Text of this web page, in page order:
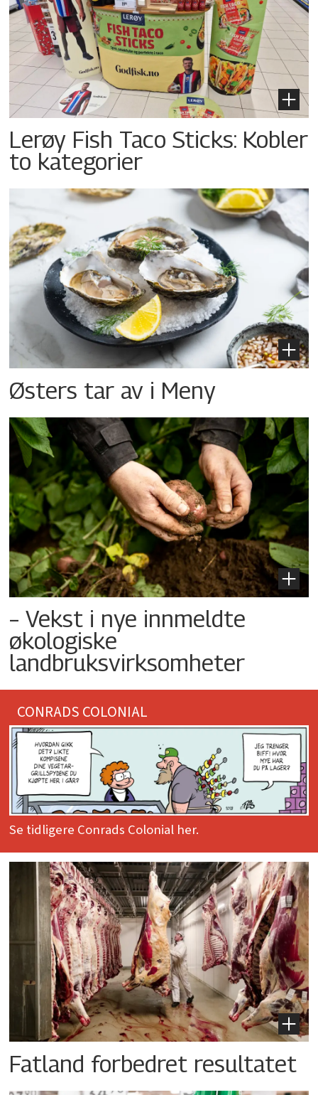
Lerøy Fish Taco Sticks: Kobler
to kategorier
Østers tar av i Meny
– Vekst i nye innmeldte
økologiske
landbruksvirksomheter
CONRADS COLONIAL
Se tidligere Conrads Colonial her.
Fatland forbedret resultatet